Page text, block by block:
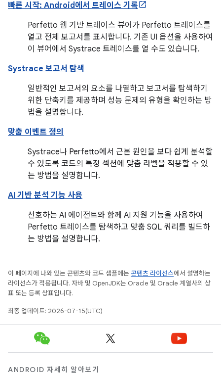
빠른 시작: Android에서 트레이스 기록
Perfetto 웹 기반 트레이스 뷰어가 Perfetto 트레이스를
열고 전체 보고서를 표시합니다. 기존 UI 옵션을 사용하여
이 뷰어에서 Systrace 트레이스를 열 수도 있습니다.
Systrace 보고서 탐색
일반적인 보고서의 요소를 나열하고 보고서를 탐색하기
위한 단축키를 제공하며 성능 문제의 유형을 확인하는 방
법을 설명합니다.
맞춤 이벤트 정의
Systrace나 Perfetto에서 근본 원인을 보다 쉽게 분석할
수 있도록 코드의 특정 섹션에 맞춤 라벨을 적용할 수 있
는 방법을 설명합니다.
AI 기반 분석 기능 사용
선호하는 AI 에이전트와 함께 AI 지원 기능을 사용하여
Perfetto 트레이스를 탐색하고 맞춤 SQL 쿼리를 빌드하
는 방법을 설명합니다.
이 페이지에 나와 있는 콘텐츠와 코드 샘플에는 콘텐츠 라이선스에서 설명하는
라이선스가 적용됩니다. 자바 및 OpenJDK는 Oracle 및 Oracle 계열사의 상
표 또는 등록 상표입니다.
최종 업데이트: 2026-07-15(UTC)
ANDROID 자세히 알아보기